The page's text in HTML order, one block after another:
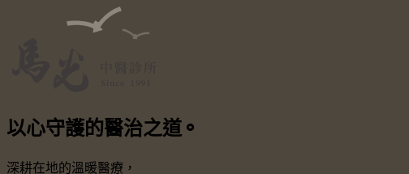
以心守護的醫治之道 ⚬
深耕在地的溫暖醫療，